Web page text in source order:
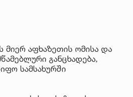
აფხაზეთის ომისა და
განცხადება,
სამსახურში